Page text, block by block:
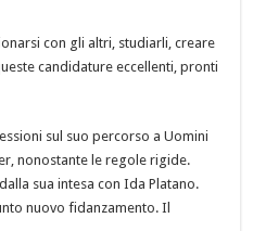
con gli altri, studiarli, creare
candidature eccellenti, pronti
sul suo percorso a Uomini
nonostante le regole rigide.
sua intesa con Ida Platano.
nuovo fidanzamento. Il